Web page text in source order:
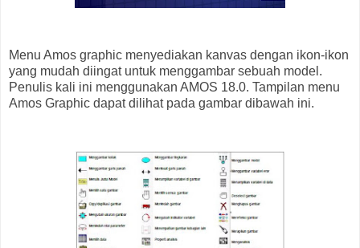
Menu Amos graphic menyediakan kanvas dengan ikon-ikon
yang mudah diingat untuk menggambar sebuah model.
Penulis kali ini menggunakan AMOS 18.0. Tampilan menu
Amos Graphic dapat dilihat pada gambar dibawah ini.